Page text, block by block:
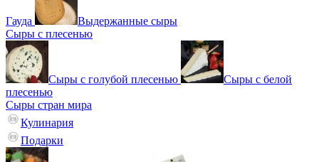
Гауда
Выдержанные сыры
Сыры с плесенью
Сыры с голубой плесенью
Сыры с белой
плесенью
Сыры стран мира
Кулинария
Подарки